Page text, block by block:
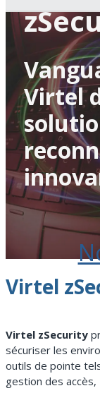
Virtel
Virtel
Virtel zSecurity
sécuriser les
outils de pointe
gestion des accès,